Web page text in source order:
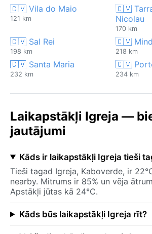
🇨🇻 Vila do Maio
121 km
🇨🇻
Nicolau
170 km
🇨🇻 Sal Rei
198 km
🇨🇻
218 km
🇨🇻 Santa Maria
232 km
🇨🇻
234 km
Laikapstākļi Igreja —
jautājumi
Kāds ir laikapstākļi Igreja tieši
Tieši tagad Igreja, Kaboverde, ir
nearby. Mitrums ir 85% un vēja
Apstākļi jūtas kā 24°C.
Kāds būs laikapstākļi Igreja rīt?